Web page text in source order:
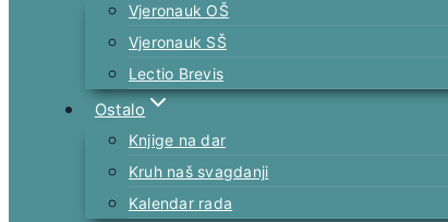
Vjeronauk OŠ
Vjeronauk SŠ
Lectio Brevis
Ostalo
Knjige na dar
Kruh naš svagdanji
Kalendar rada